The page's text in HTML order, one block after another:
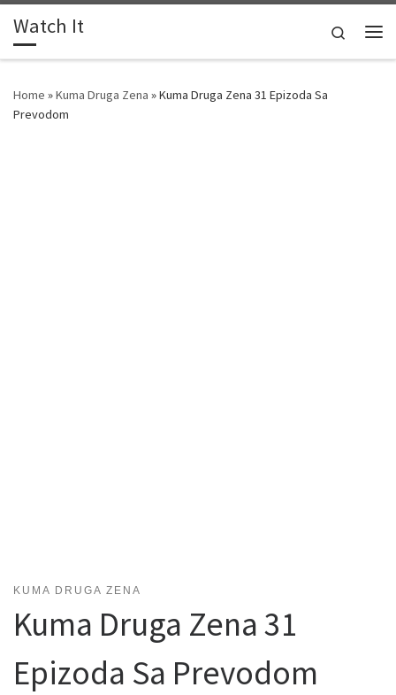
Skip to content
Watch It
Search
Home »Kuma Druga Zena »Kuma Druga Zena 31 Epizoda Sa
Prevodom
KUMA DRUGA ZENA
Kuma Druga Zena 31
Epizoda Sa Prevodom